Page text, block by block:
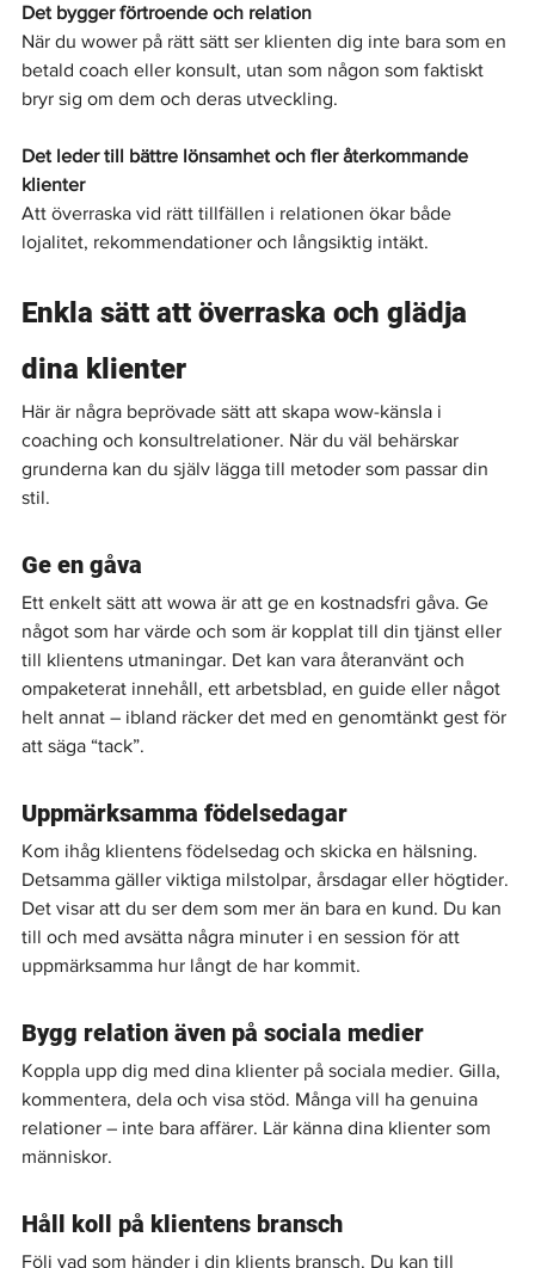
Det bygger förtroende och relation
När du wower på rätt sätt ser klienten dig inte bara som en
betald coach eller konsult, utan som någon som faktiskt
bryr sig om dem och deras utveckling.
Det leder till bättre lönsamhet och fler återkommande
klienter
Att överraska vid rätt tillfällen i relationen ökar både
lojalitet, rekommendationer och långsiktig intäkt.
Enkla sätt att överraska och glädja
dina klienter
Här är några beprövade sätt att skapa wow-känsla i
coaching och konsultrelationer. När du väl behärskar
grunderna kan du själv lägga till metoder som passar din
stil.
Ge en gåva
Ett enkelt sätt att wowa är att ge en kostnadsfri gåva. Ge
något som har värde och som är kopplat till din tjänst eller
till klientens utmaningar. Det kan vara återanvänt och
ompaketerat innehåll, ett arbetsblad, en guide eller något
helt annat – ibland räcker det med en genomtänkt gest för
att säga “tack”.
Uppmärksamma födelsedagar
Kom ihåg klientens födelsedag och skicka en hälsning.
Detsamma gäller viktiga milstolpar, årsdagar eller högtider.
Det visar att du ser dem som mer än bara en kund. Du kan
till och med avsätta några minuter i en session för att
uppmärksamma hur långt de har kommit.
Bygg relation även på sociala medier
Koppla upp dig med dina klienter på sociala medier. Gilla,
kommentera, dela och visa stöd. Många vill ha genuina
relationer – inte bara affärer. Lär känna dina klienter som
människor.
Håll koll på klientens bransch
Följ vad som händer i din klients bransch. Du kan till